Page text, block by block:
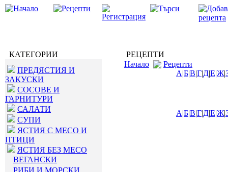
КАТЕГОРИИ
ПРЕДЯСТИЯ И
ЗАКУСКИ
СОСОВЕ И
ГАРНИТУРИ
САЛАТИ
СУПИ
ЯСТИЯ С МЕСО И
ПТИЦИ
ЯСТИЯ БЕЗ МЕСО
ВЕГАНСКИ
РИБИ И МОРСКИ
РЕЦЕПТИ
Начало
Рецепти
А|Б|В|Г|Д|Е|Ж|
А|Б|В|Г|Д|Е|Ж|